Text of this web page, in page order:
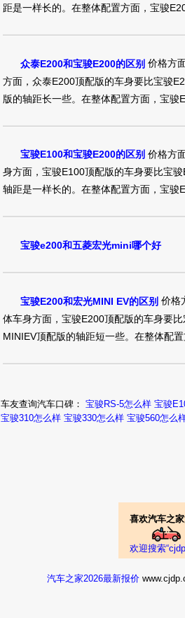
距是一样长的。在整体配置方面，宝骏
众泰E200和宝骏E200的区别 价格方
方面，众泰E200顶配版的车身要比宝骏
版的轴距长一些。在整体配置方面，宝
宝骏E100和宝骏E200的区别 价格方
身方面，宝骏E100顶配版的车身要比宝
轴距是一样长的。在整体配置方面，宝
宝骏e200和五菱宏光mini哪个好
宝骏E200和宏光MINI EV的区别 价格
体车身方面，宝骏E200顶配版的车身要
MINIEV顶配版的轴距短一些。在整体配
车友查询汽车口碑： 宝骏RS-5怎么样 宝骏
宝骏310怎么样 宝骏330怎么样 宝骏560怎么
喜欢汽车之
欢迎搜索
汽车之家2026最新报价